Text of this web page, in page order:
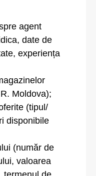
agent
date de
experiența
Moldova);
(tipul/
disponibile
(număr de
valoarea